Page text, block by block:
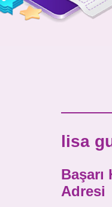
lisa
Adresi